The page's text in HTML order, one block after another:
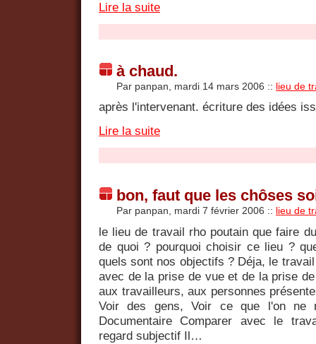
Lire la suite
à chaud.
Par panpan, mardi 14 mars 2006 :: lieu de
après l'intervenant. écriture des idées
Lire la suite
bon, faut que les chôses
Par panpan, mardi 7 février 2006 :: lieu de
le lieu de travail rho poutain que faire
de quoi ? pourquoi choisir ce lieu ?
quels sont nos objectifs ? Déja, le
avec de la prise de vue et de la prise
aux travailleurs, aux personnes
Voir des gens, Voir ce que l'on ne
Documentaire Comparer avec le
regard subjectif Il…